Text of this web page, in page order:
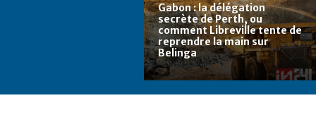
Gabon : la délégation
secrète de Perth, ou
comment Libreville tente de
reprendre la main sur
Belinga